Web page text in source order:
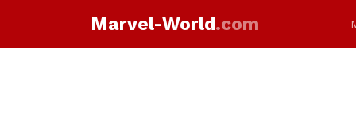
Marvel-World.com